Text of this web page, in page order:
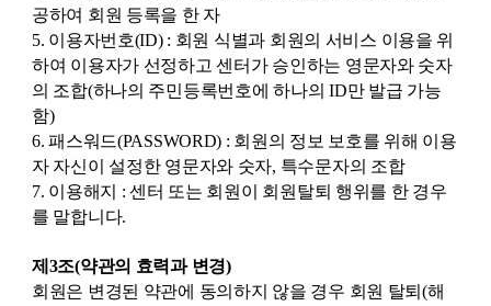
공하여 회원 등록을 한 자
5. 이용자번호(ID) : 회원 식별과 회원의 서비스 이용을 위
하여 이용자가 선정하고 센터가 승인하는 영문자와 숫자
의 조합(하나의 주민등록번호에 하나의 ID만 발급 가능
함)
6. 패스워드(PASSWORD) : 회원의 정보 보호를 위해 이용
자 자신이 설정한 영문자와 숫자, 특수문자의 조합
7. 이용해지 : 센터 또는 회원이 회원탈퇴 행위를 한 경우
를 말합니다.
제3조(약관의 효력과 변경)
회원은 변경된 약관에 동의하지 않을 경우 회원 탈퇴(해